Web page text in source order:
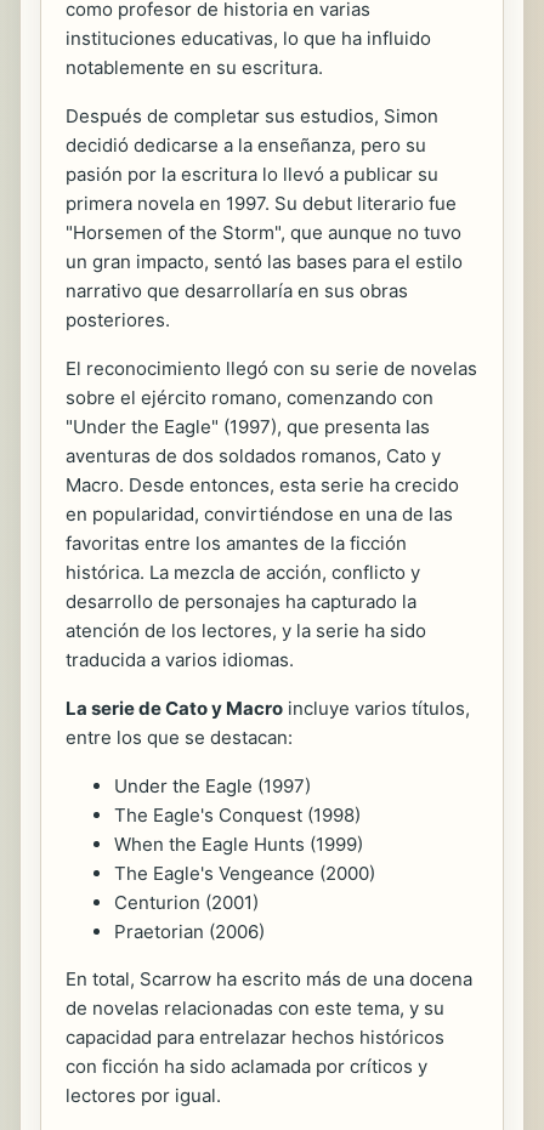
como profesor de historia en varias
instituciones educativas, lo que ha influido
notablemente en su escritura.
Después de completar sus estudios, Simon
decidió dedicarse a la enseñanza, pero su
pasión por la escritura lo llevó a publicar su
primera novela en 1997. Su debut literario fue
"Horsemen of the Storm", que aunque no tuvo
un gran impacto, sentó las bases para el estilo
narrativo que desarrollaría en sus obras
posteriores.
El reconocimiento llegó con su serie de novelas
sobre el ejército romano, comenzando con
"Under the Eagle" (1997), que presenta las
aventuras de dos soldados romanos, Cato y
Macro. Desde entonces, esta serie ha crecido
en popularidad, convirtiéndose en una de las
favoritas entre los amantes de la ficción
histórica. La mezcla de acción, conflicto y
desarrollo de personajes ha capturado la
atención de los lectores, y la serie ha sido
traducida a varios idiomas.
La serie de Cato y Macro incluye varios títulos,
entre los que se destacan:
Under the Eagle (1997)
The Eagle's Conquest (1998)
When the Eagle Hunts (1999)
The Eagle's Vengeance (2000)
Centurion (2001)
Praetorian (2006)
En total, Scarrow ha escrito más de una docena
de novelas relacionadas con este tema, y su
capacidad para entrelazar hechos históricos
con ficción ha sido aclamada por críticos y
lectores por igual.